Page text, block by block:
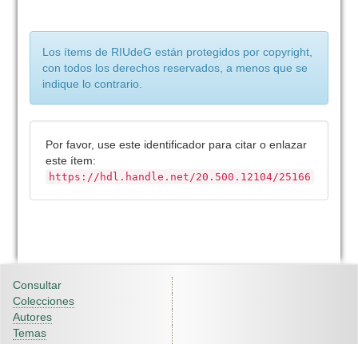
Los ítems de RIUdeG están protegidos por copyright,
con todos los derechos reservados, a menos que se
indique lo contrario.
Por favor, use este identificador para citar o enlazar
este ítem:
https://hdl.handle.net/20.500.12104/25166
Consultar
Colecciones
Autores
Temas